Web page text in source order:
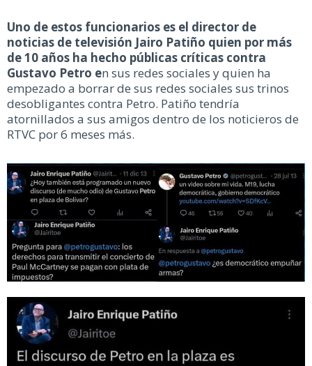
Uno de estos funcionarios es el director de
noticias de televisión Jairo Patiño quien por más
de 10 años ha hecho públicas críticas contra
Gustavo Petro en sus redes sociales y quien ha
empezado a borrar de sus redes sociales sus trinos
desobligantes contra Petro. Patiño tendría
atornillados a sus amigos dentro de los noticieros de
RTVC por 6 meses más.